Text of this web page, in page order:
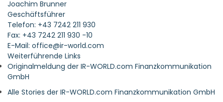
Joachim Brunner
Geschäftsführer
Telefon: +43 7242 211 930
Fax: +43 7242 211 930 -10
E-Mail: office@ir-world.com
Weiterführende Links
Originalmeldung der IR-WORLD.com Finanzkommunikation
GmbH
Alle Stories der IR-WORLD.com Finanzkommunikation GmbH